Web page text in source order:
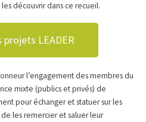
découvrir dans ce recueil.
projets LEADER
l’engagement des membres du
mixte (publics et privés) de
pour échanger et statuer sur les
les remercier et saluer leur